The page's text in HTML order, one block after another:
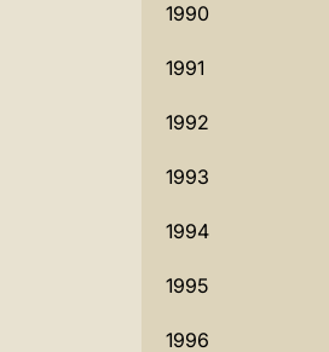
1990
1991
1992
1993
1994
1995
1996